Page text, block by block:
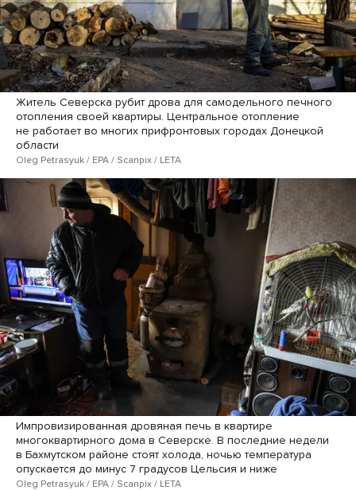
Житель Северска рубит дрова для самодельного печного
отопления своей квартиры. Центральное отопление
не работает во многих прифронтовых городах Донецкой
области
Oleg Petrasyuk / EPA / Scanpix / LETA
Импровизированная дровяная печь в квартире
многоквартирного дома в Северске. В последние недели
в Бахмутском районе стоят холода, ночью температура
опускается до минус 7 градусов Цельсия и ниже
Oleg Petrasyuk / EPA / Scanpix / LETA